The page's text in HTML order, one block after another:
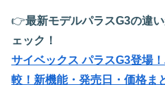
👉最新モデルパラスG3の違
ェック！
サイベックス パラスG3登場
較！新機能・発売日・価格ま